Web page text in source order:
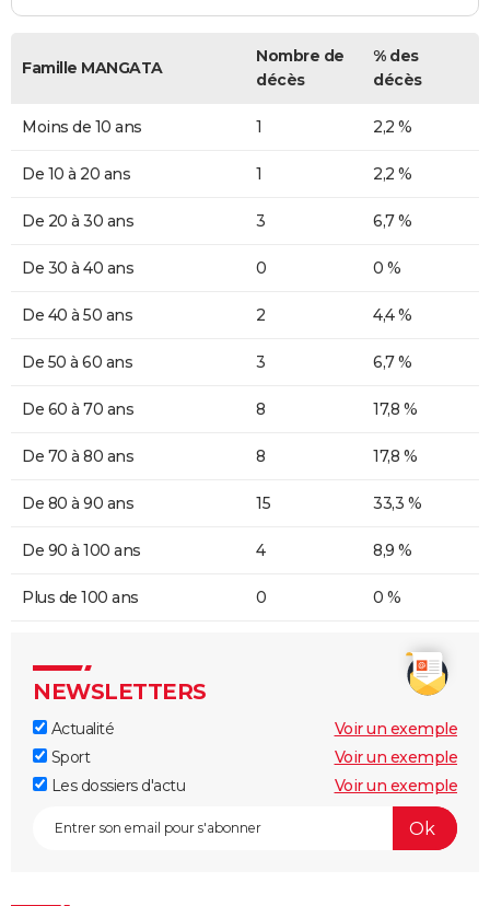
Famille MANGATA
Nombre de
décès
% des
décès
Moins de 10 ans 1 2,2 %
De 10 à 20 ans 1 2,2 %
De 20 à 30 ans 3 6,7 %
De 30 à 40 ans 0 0 %
De 40 à 50 ans 2 4,4 %
De 50 à 60 ans 3 6,7 %
De 60 à 70 ans 8 17,8 %
De 70 à 80 ans 8 17,8 %
De 80 à 90 ans 15 33,3 %
De 90 à 100 ans 4 8,9 %
Plus de 100 ans 0 0 %
NEWSLETTERS
Actualité
Voir un exemple
Sport
Voir un exemple
Les dossiers d'actu
Voir un exemple